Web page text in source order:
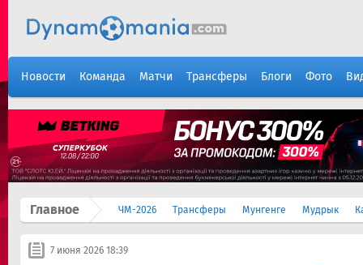
Новости Команда Матчи Трансферы Блоги Фото
Главное ЧМ-2026 Трансферы Мунгенге Мудрык
7 июня 2026 18:39